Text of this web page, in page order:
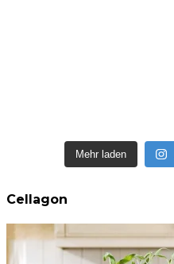
Mehr laden
Cellagon